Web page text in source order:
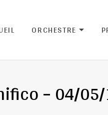
ORCHESTRE
– 04/